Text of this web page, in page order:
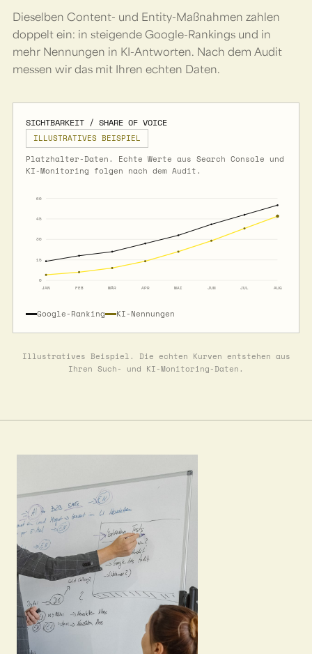
Dieselben Content- und Entity-Maßnahmen zahlen
doppelt ein: in steigende Google-Rankings und in
mehr Nennungen in KI-Antworten. Nach dem Audit
messen wir das mit Ihren echten Daten.
SICHTBARKEIT / SHARE OF VOICE
ILLUSTRATIVES BEISPIEL
Platzhalter-Daten. Echte Werte aus Search Console und
KI-Monitoring folgen nach dem Audit.
0
15
30
45
60
JAN FEB MÄR APR MAI JUN JUL AUG
Google-Ranking KI-Nennungen
Illustratives Beispiel. Die echten Kurven entstehen aus
Ihren Such- und KI-Monitoring-Daten.